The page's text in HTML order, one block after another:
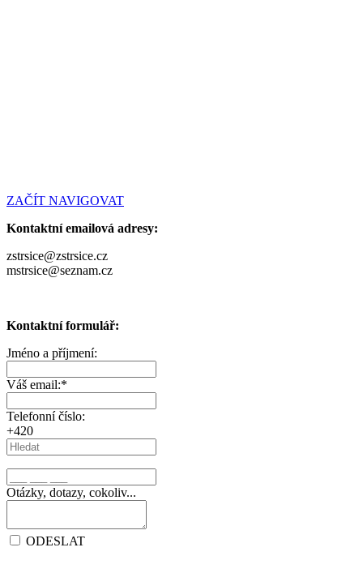
ZAČÍT NAVIGOVAT
Kontaktní emailová adresy:
zstrsice@zstrsice.cz
mstrsice@seznam.cz
Kontaktní formulář:
Jméno a příjmení:
Váš email:*
Telefonní číslo:
+420
Otázky, dotazy, cokoliv...
ODESLAT